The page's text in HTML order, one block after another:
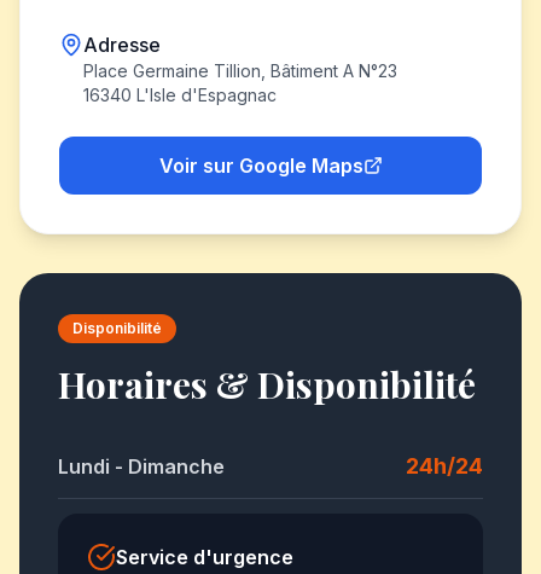
Adresse
Place Germaine Tillion, Bâtiment A N°23
16340 L'Isle d'Espagnac
Voir sur Google Maps
Disponibilité
Horaires & Disponibilité
Lundi - Dimanche 24h/24
Service d'urgence